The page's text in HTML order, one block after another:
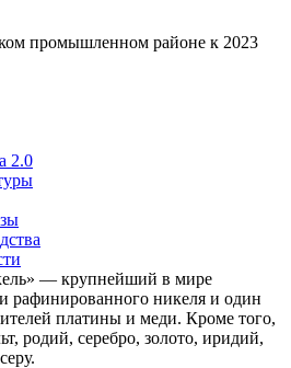
промышленном районе к 2023
2.0
— крупнейший в мире
рафинированного никеля и один
платины и меди. Кроме того,
родий, серебро, золото, иридий,